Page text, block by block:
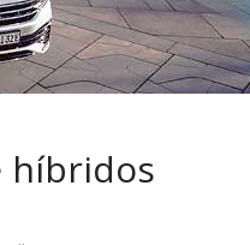
híbridos